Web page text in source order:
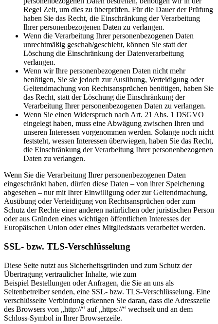
Regel Zeit, um dies zu überprüfen. Für die Dauer der Prüfung
haben Sie das Recht, die Einschränkung der Verarbeitung
Ihrer personenbezogenen Daten zu verlangen.
Wenn die Verarbeitung Ihrer personenbezogenen Daten
unrechtmäßig geschah/geschieht, können Sie statt der
Löschung die Einschränkung der Datenverarbeitung
verlangen.
Wenn wir Ihre personenbezogenen Daten nicht mehr
benötigen, Sie sie jedoch zur Ausübung, Verteidigung oder
Geltendmachung von Rechtsansprüchen benötigen, haben Sie
das Recht, statt der Löschung die Einschränkung der
Verarbeitung Ihrer personenbezogenen Daten zu verlangen.
Wenn Sie einen Widerspruch nach Art. 21 Abs. 1 DSGVO
eingelegt haben, muss eine Abwägung zwischen Ihren und
unseren Interessen vorgenommen werden. Solange noch nicht
feststeht, wessen Interessen überwiegen, haben Sie das Recht,
die Einschränkung der Verarbeitung Ihrer personenbezogenen
Daten zu verlangen.
Wenn Sie die Verarbeitung Ihrer personenbezogenen Daten
eingeschränkt haben, dürfen diese Daten – von ihrer Speicherung
abgesehen – nur mit Ihrer Einwilligung oder zur Geltendmachung,
Ausübung oder Verteidigung von Rechtsansprüchen oder zum
Schutz der Rechte einer anderen natürlichen oder juristischen Person
oder aus Gründen eines wichtigen öffentlichen Interesses der
Europäischen Union oder eines Mitgliedstaats verarbeitet werden.
SSL- bzw. TLS-Verschlüsselung
Diese Seite nutzt aus Sicherheitsgründen und zum Schutz der
Übertragung vertraulicher Inhalte, wie zum
Beispiel Bestellungen oder Anfragen, die Sie an uns als
Seitenbetreiber senden, eine SSL- bzw. TLS-Verschlüsselung. Eine
verschlüsselte Verbindung erkennen Sie daran, dass die Adresszeile
des Browsers von „http://“ auf „https://“ wechselt und an dem
Schloss-Symbol in Ihrer Browserzeile.